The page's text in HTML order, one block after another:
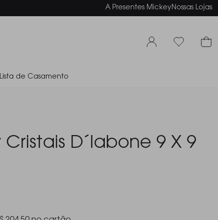
A Presentes MickeyNossas Lojas
de Casamento
Cristais D´labone 9 X 9